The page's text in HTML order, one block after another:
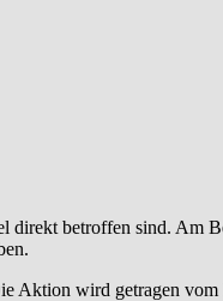
betroffen sind. Am
wird getragen